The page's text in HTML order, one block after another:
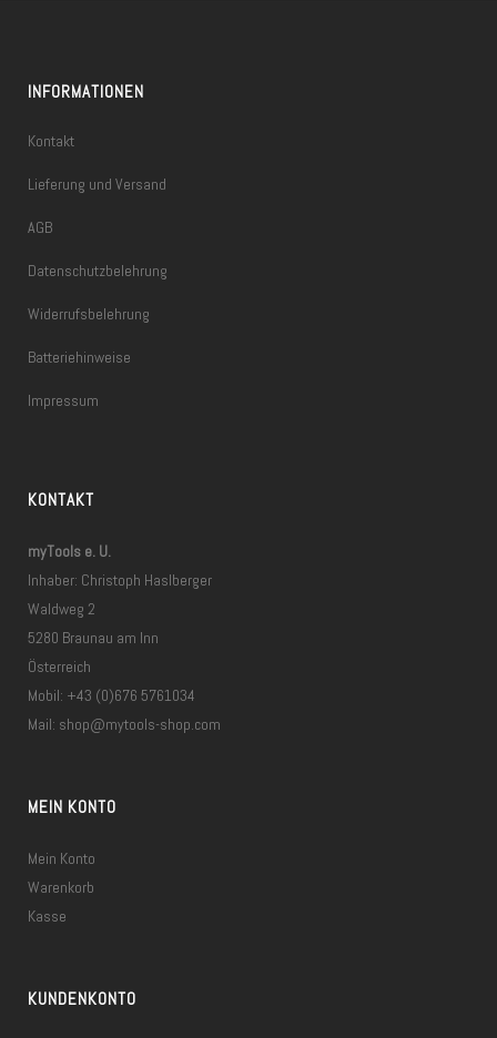
INFORMATIONEN
Kontakt
Lieferung und Versand
AGB
Datenschutzbelehrung
Widerrufsbelehrung
Batteriehinweise
Impressum
KONTAKT
myTools e. U.
Inhaber: Christoph Haslberger
Waldweg 2
5280 Braunau am Inn
Österreich
Mobil: +43 (0)676 5761034
Mail: shop@mytools-shop.com
MEIN KONTO
Mein Konto
Warenkorb
Kasse
KUNDENKONTO